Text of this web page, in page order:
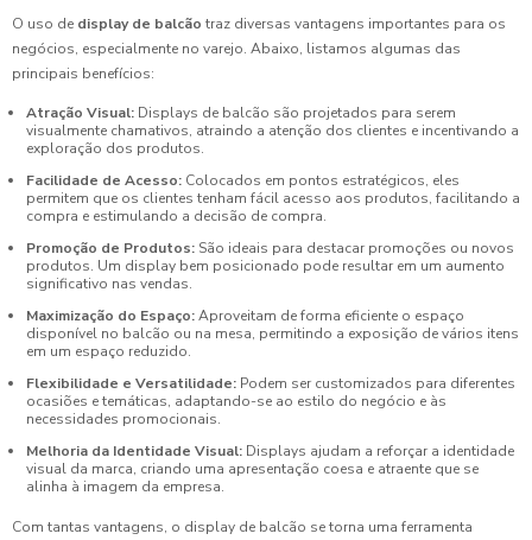
O uso de display de balcão traz diversas vantagens importantes para os
negócios, especialmente no varejo. Abaixo, listamos algumas das
principais benefícios:
Atração Visual: Displays de balcão são projetados para serem
visualmente chamativos, atraindo a atenção dos clientes e incentivando a
exploração dos produtos.
Facilidade de Acesso: Colocados em pontos estratégicos, eles
permitem que os clientes tenham fácil acesso aos produtos, facilitando a
compra e estimulando a decisão de compra.
Promoção de Produtos: São ideais para destacar promoções ou novos
produtos. Um display bem posicionado pode resultar em um aumento
significativo nas vendas.
Maximização do Espaço:Aproveitam de forma eficiente o espaço
disponível no balcão ou na mesa, permitindo a exposição de vários itens
em um espaço reduzido.
Flexibilidade e Versatilidade: Podem ser customizados para diferentes
ocasiões e temáticas, adaptando-se ao estilo do negócio e às
necessidades promocionais.
Melhoria da Identidade Visual: Displays ajudam a reforçar a identidade
visual da marca, criando uma apresentação coesa e atraente que se
alinha à imagem da empresa.
Com tantas vantagens, o display de balcão se torna uma ferramenta